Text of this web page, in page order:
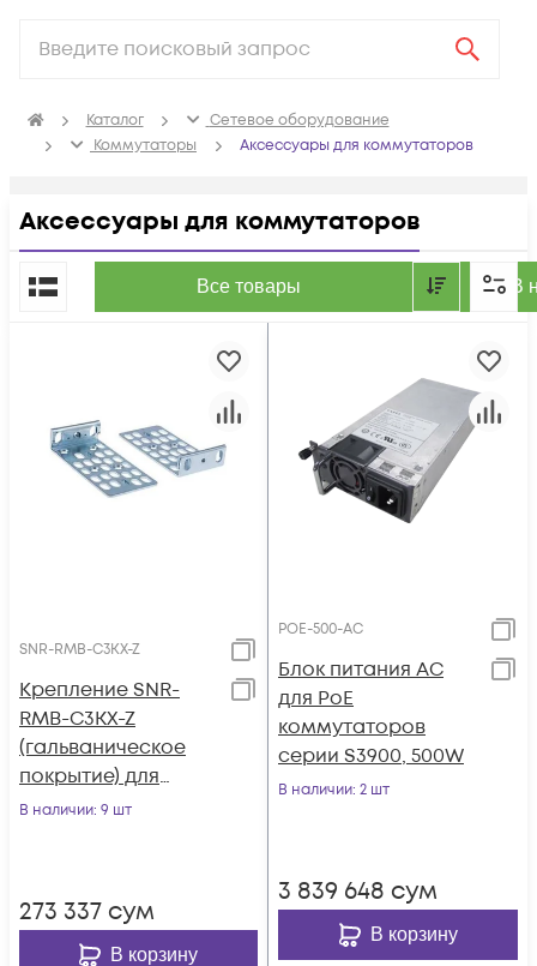
Каталог
Сетевое оборудование
Коммутаторы
Аксессуары для коммутаторов
Аксессуары для коммутаторов
Все товары В
По популярности
SNR-RMB-C3KX-Z
Крепление SNR-
RMB-C3KX-Z
(гальваническое
покрытие) для
коммутаторов
В наличии: 9 шт
273 337 сум
В корзину
POE-500-AC
Блок питания AC
для PoE
коммутаторов
серии S3900, 500W
В наличии: 2 шт
3 839 648 сум
В корзину